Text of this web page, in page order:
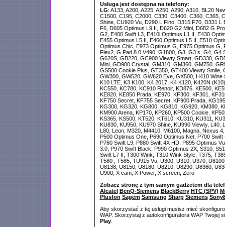
Usługa jest dostępna na telefony:
LG: A133, A200, A225, A250, A290, A310, BL20
C1500, C195, C2000, C330, C3400, C360, C365,
Shine, CU920 Vu, D290 L Fino, D315 F70, D331 L
F6, D605 Optimus L9 II, D620 G2 Mini, D682 G
G2, E400 Swift L3, E410i Optimus L1 II, E430
E455 Optimus L5 II, E460 Optimus L5 II, E510
Optimus Chic, E973 Optimus G, E975 Optimus G,
Flex2, G Pad 8.0 V490, G1800, G3, G3 s, G4, G4
G620S, GB220, GC900 Viewty Smart, GD330,
Mini, GD900 Crystal, GM310, GM360, GM750,
GS500 Cookie Plus, GT350, GT400 Viewty Smile,
GW300, GW520, GW620 Eve, GX500, H410 Wine
K10 LTE, K3 K100, K4 2017, K4 K120, K420N
KC550, KC780, KC910 Renoir, KD876, KE500,
KE820, KE850 Prada, KE970, KF300, KF301,
KF750 Secret, KF755 Secret, KF900 Prada,
KG300, KG320, KG800, KG810, KG920, KM380,
KM900 Arena, KP170, KP260, KP500 Cookie,
KS365, KS500, KT520, KT610, KU310, KU311,
KU830, KU950, KU970 Shine, KU990 Viewty, L40,
L80, Leon, M320, M4410, M6100, Magna, Nexus
P500 Optimus One, P690 Optimus Net, P700
P760 Swift L9, P880 Swift 4X HD, P895 Optimus
3.0, P970 Swift Black, P990 Optimus 2X, S310,
Swift L7 II, T300 Wink, T310 Wink Style, T375,
T580 , T585, TU915 Vu, U300, U310, U370,
U8138, U8150, U8180, U8210, U8290, U8360,
U900, X cam, X Power, X screen, Zero
Zobacz stronę z tym samym gadżetem dla
Alcatel BenQ-Siemens BlackBerry HTC (SPV)
Plusfon Sagem Samsung Sharp Siemens
Aby skorzystać z tej usługi musisz mieć
WAP. Skorzystaj z autokonfiguratora WAP Twojej
Play.